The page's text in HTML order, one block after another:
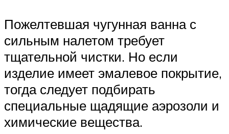
Пожелтевшая чугунная ванна с
сильным налетом требует
тщательной чистки. Но если
изделие имеет эмалевое покрытие,
тогда следует подбирать
специальные щадящие аэрозоли и
химические вещества.